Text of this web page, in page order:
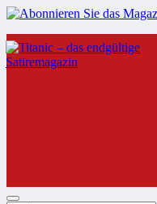
Zum
Inhalt
springen